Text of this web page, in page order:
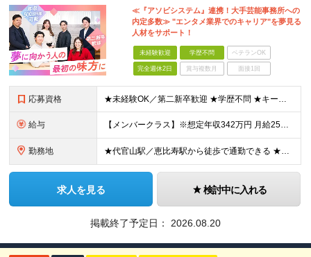
≪『アソビシステム』連携！大手芸能事務所への
内定多数≫ "エンタメ業界でのキャリア"を夢見る
人材をサポート！
未経験歓迎 学歴不問 ベテランOK
完全週休2日 賞与複数月 面接1回
応募資格 ★未経験OK／第二新卒歓迎 ★学歴不問 ★キーボードでWeb検索ができる程度のPCスキルがある方 ＜こんな方を歓迎しています！＞ ◎目標や数字にしっかりコミットし、自らの力で成果を出したい ◎プレイ
給与 【メンバークラス】※想定年収342万円 月給25万円～27万5000円 【リーダークラス】※想定年収516万～546万円 月給28万円～30万5000円 ★試用期間6ヶ月（試用期間中の雇用形態は契
勤務地 ★代官山駅／恵比寿駅から徒歩で通勤できる ★転居を伴う転勤はありません 【本社】 東京都渋谷区恵比寿西1-29-5 カプリ代官山2階 ※(変更の範囲)上記を除く当社関連勤務地
求人を見る 検討中に入れる
掲載終了予定日： 2026.08.20